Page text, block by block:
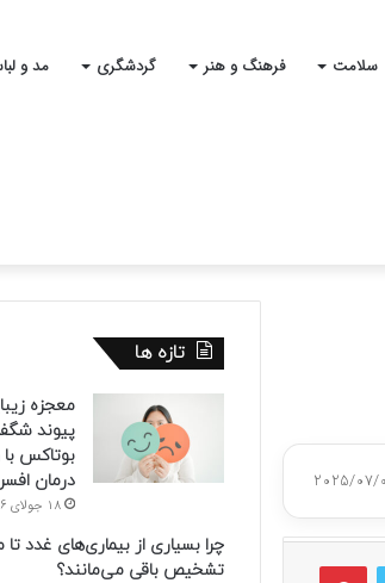
سلامت فرهنگ و هنر گردشگری مد و
2025/07/
توییتر پینتریست
تازه ها
معجزه
پیوند
بوتاکس
درمان
18 جولای 2026
چرا بسیاری از بیماری‌های غدد
تشخیص باقی می‌مانند؟